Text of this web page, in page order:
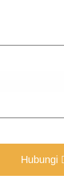
Hubungi